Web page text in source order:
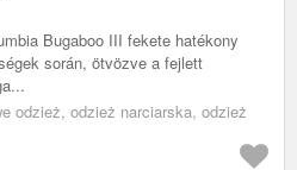
Bugaboo III fekete hatékony
során, ötvözve a fejlett
odzież, odzież narciarska, odzież